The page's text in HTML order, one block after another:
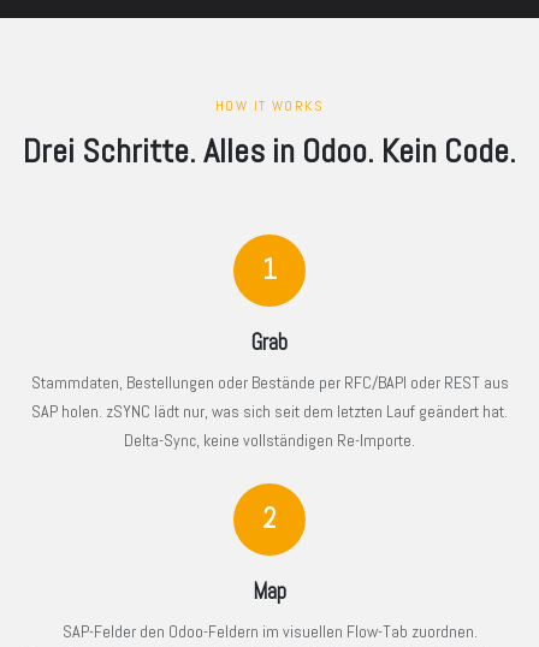
HOW IT WORKS
Drei Schritte. Alles in Odoo. Kein Code.
1
Grab
Stammdaten, Bestellungen oder Bestände per RFC/BAPI oder REST aus
SAP holen. zSYNC lädt nur, was sich seit dem letzten Lauf geändert hat.
Delta-Sync, keine vollständigen Re-Importe.
2
Map
SAP-Felder den Odoo-Feldern im visuellen Flow-Tab zuordnen.